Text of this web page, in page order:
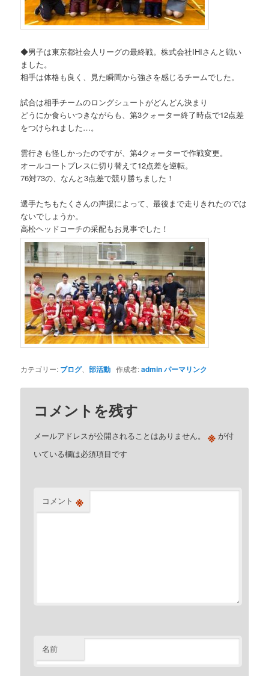
◆男子は東京都社会人リーグの最終戦。株式会社IHIさんと戦い
ました。
相手は体格も良く、見た瞬間から強さを感じるチームでした。
試合は相手チームのロングシュートがどんどん決まり
どうにか食らいつきながらも、第3クォーター終了時点で12点差
をつけられました…。
雲行きも怪しかったのですが、第4クォーターで作戦変更。
オールコートプレスに切り替えて12点差を逆転。
76対73の、なんと3点差で競り勝ちました！
選手たちもたくさんの声援によって、最後まで走りきれたのでは
ないでしょうか。
高松ヘッドコーチの采配もお見事でした！
カテゴリー: ブログ、部活動 作成者:adminパーマリンク
コメントを残す
メールアドレスが公開されることはありません。 ※ が付
いている欄は必須項目です
コメント ※
名前